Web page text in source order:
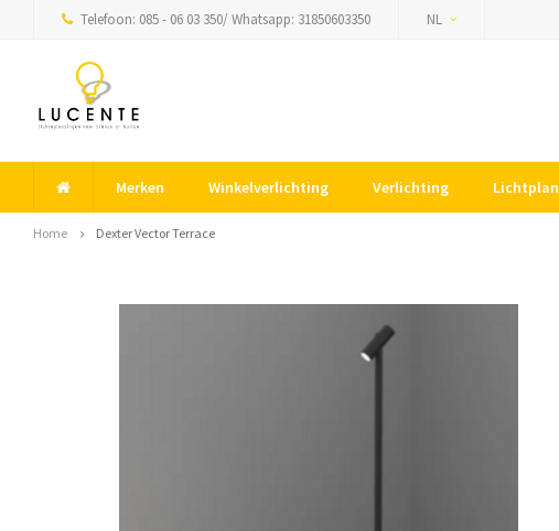
Telefoon: 085 - 06 03 350/ Whatsapp: 31850603350 NL
Merken Winkelverlichting Verlichting Lichtplan
Home Dexter Vector Terrace